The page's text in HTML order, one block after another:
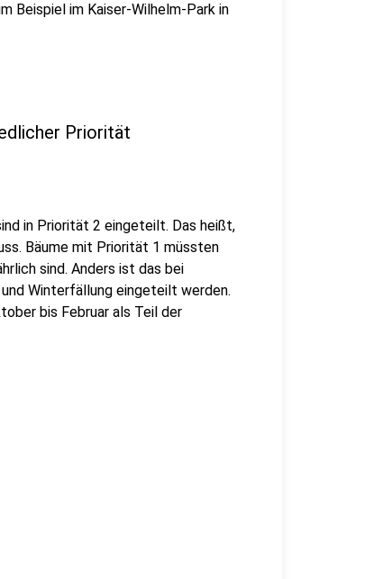
Beispiel im Kaiser-Wilhelm-Park in
Priorität
in Priorität 2 eingeteilt. Das heißt,
Bäume mit Priorität 1 müssten
sind. Anders ist das bei
Winterfällung eingeteilt werden.
bis Februar als Teil der